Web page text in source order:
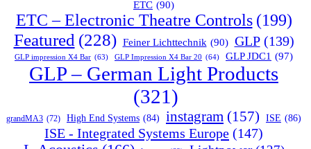
ETC (90)
ETC – Electronic Theatre Controls (199)
Featured (228) Feiner Lichttechnik (90) GLP (139)
GLP impression X4 Bar (63) GLP Impression X4 Bar 20 (64) GLP JDC1 (97)
GLP – German Light Products
(321)
grandMA3 (72) High End Systems (84) instagram (157) ISE (86)
ISE - Integrated Systems Europe (147)